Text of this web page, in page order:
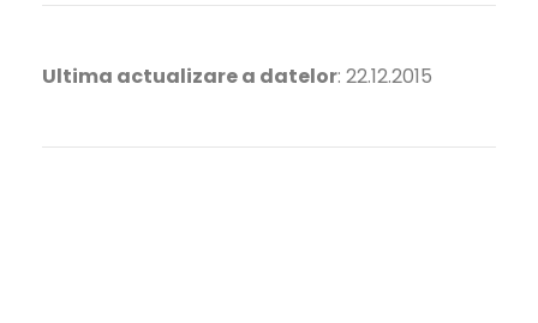
Ultima actualizare a datelor: 22.12.2015